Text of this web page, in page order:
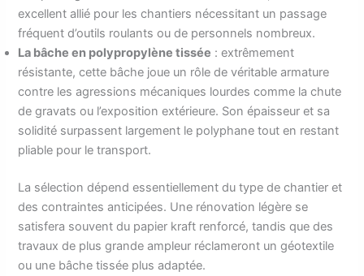
excellent allié pour les chantiers nécessitant un passage
fréquent d’outils roulants ou de personnels nombreux.
La bâche en polypropylène tissée : extrêmement
résistante, cette bâche joue un rôle de véritable armature
contre les agressions mécaniques lourdes comme la chute
de gravats ou l’exposition extérieure. Son épaisseur et sa
solidité surpassent largement le polyphane tout en restant
pliable pour le transport.
La sélection dépend essentiellement du type de chantier et
des contraintes anticipées. Une rénovation légère se
satisfera souvent du papier kraft renforcé, tandis que des
travaux de plus grande ampleur réclameront un géotextile
ou une bâche tissée plus adaptée.